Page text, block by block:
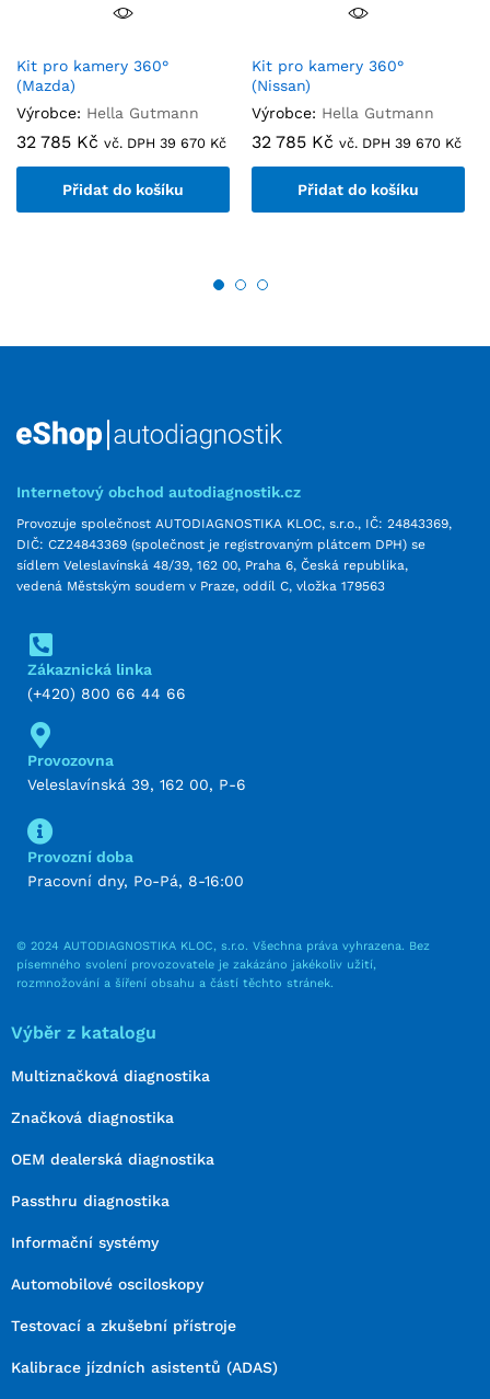
Kit pro kamery 360°
(Mazda)
Výrobce: Hella Gutmann
32 785 Kč vč. DPH 39 670 Kč
Přidat do košíku
Kit pro kamery 360°
(Nissan)
Výrobce: Hella Gutmann
32 785 Kč vč. DPH 39 670 Kč
Přidat do košíku
Internetový obchod autodiagnostik.cz
Provozuje společnost AUTODIAGNOSTIKA KLOC, s.r.o., IČ: 24843369,
DIČ: CZ24843369 (společnost je registrovaným plátcem DPH) se
sídlem Veleslavínská 48/39, 162 00, Praha 6, Česká republika,
vedená Městským soudem v Praze, oddíl C, vložka 179563
Zákaznická linka
(+420) 800 66 44 66
Provozovna
Veleslavínská 39, 162 00, P-6
Provozní doba
Pracovní dny, Po-Pá, 8-16:00
© 2024 AUTODIAGNOSTIKA KLOC, s.r.o. Všechna práva vyhrazena. Bez
písemného svolení provozovatele je zakázáno jakékoliv užití,
rozmnožování a šíření obsahu a částí těchto stránek.
Výběr z katalogu
Multiznačková diagnostika
Značková diagnostika
OEM dealerská diagnostika
Passthru diagnostika
Informační systémy
Automobilové osciloskopy
Testovací a zkušební přístroje
Kalibrace jízdních asistentů (ADAS)